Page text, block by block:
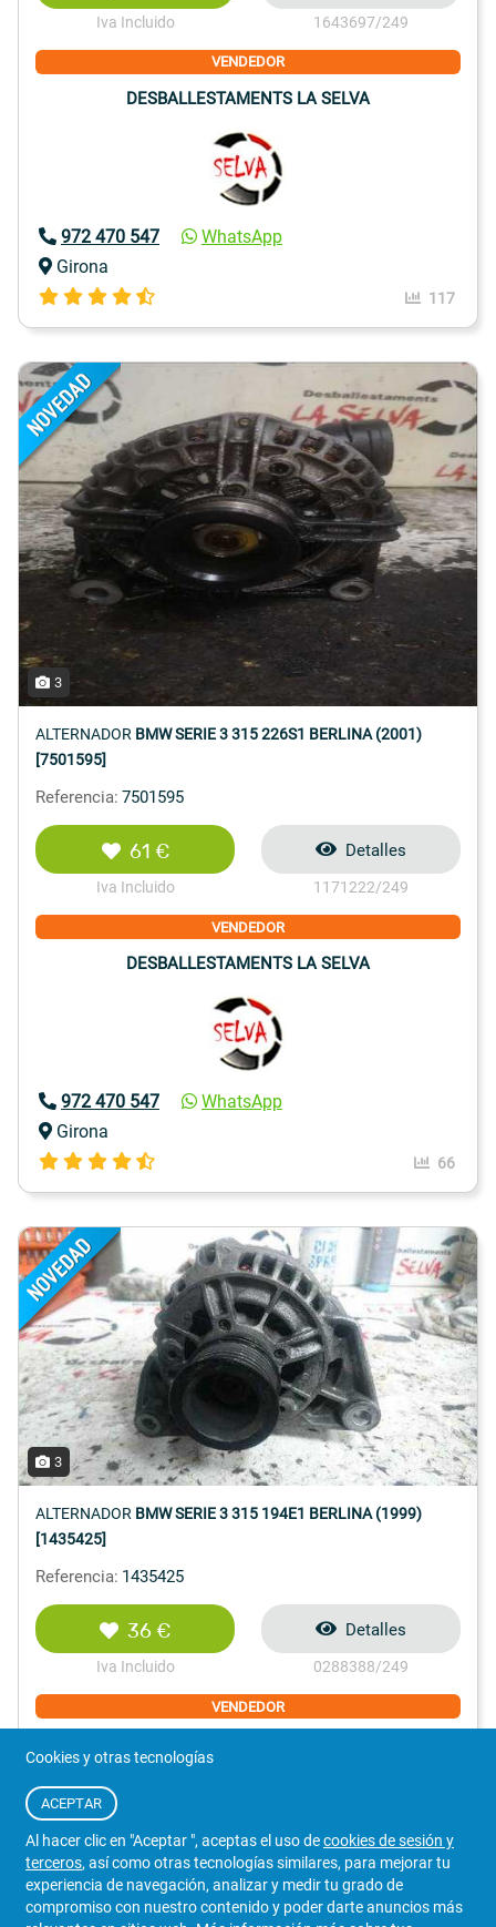
Iva Incluido 1643697/249
VENDEDOR
DESBALLESTAMENTS LA SELVA
972 470 547
WhatsApp
Girona
117
3
ALTERNADOR BMW SERIE 3 315 226S1 BERLINA (2001)
[7501595]
Referencia: 7501595
61 €
Iva Incluido
Detalles
1171222/249
VENDEDOR
DESBALLESTAMENTS LA SELVA
972 470 547
WhatsApp
Girona
66
3
ALTERNADOR BMW SERIE 3 315 194E1 BERLINA (1999)
[1435425]
Referencia: 1435425
36 €
Iva Incluido
Detalles
0288388/249
VENDEDOR
972 470 547
WhatsApp
Girona
Cookies y otras tecnologías
ACEPTAR
Al hacer clic en "Aceptar ", aceptas el uso decookies de sesión y
terceros, así como otras tecnologías similares, para mejorar tu
experiencia de navegación, analizar y medir tu grado de
compromiso con nuestro contenido y poder darte anuncios más